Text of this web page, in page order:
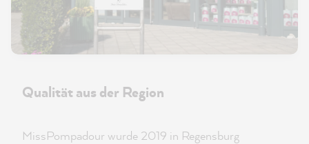
Qualität aus der Region
MissPompadour wurde 2019 in Regensburg